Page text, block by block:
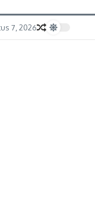
7, 2026